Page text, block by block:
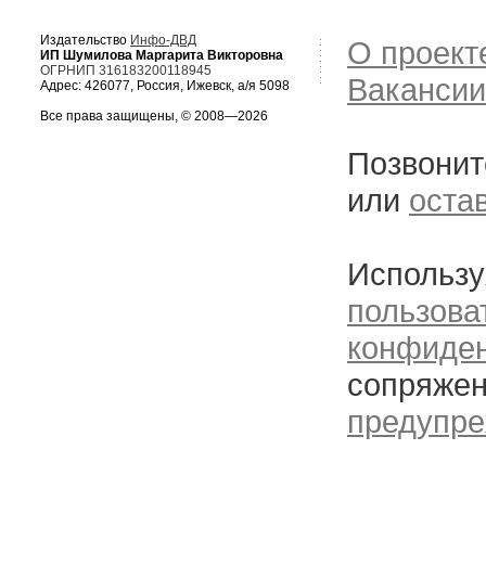
Издательство Инфо-ДВД
ИП Шумилова Маргарита Викторовна
ОГРНИП 316183200118945
Адрес: 426077, Россия, Ижевск, а/я 5098
Все права защищены, © 2008—2026
О
Вакансии
или